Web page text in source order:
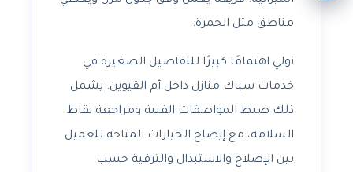
مناطق مثل الحمرة.
نولي اهتمامًا كبيرًا للتفاصيل الصغيرة في
خدمات سباك منازل داخل أم القيوين. يشمل
ذلك ضبط المواصفات الفنية ومراجعة نقاط
السلامة، مع إيضاح الخيارات المتاحة للعميل
بين الإصلاح والاستبدال والترقية حسب